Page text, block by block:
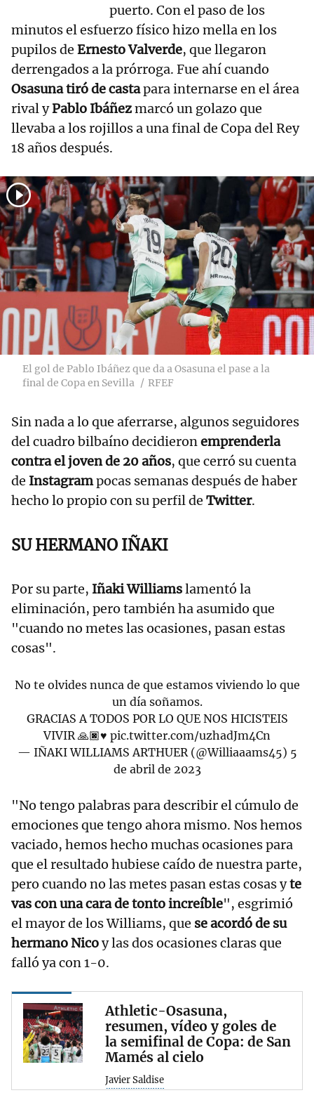
puerto. Con el paso de los
minutos el esfuerzo físico hizo mella en los
pupilos de Ernesto Valverde, que llegaron
derrengados a la prórroga. Fue ahí cuando
Osasuna tiró de castapara internarse en el área
rival yPablo Ibáñezmarcó un golazo que
llevaba a los rojillos a una final de Copa del Rey
18 años después.
El gol de Pablo Ibáñez que da a Osasuna el pase a la
final de Copa en Sevilla
RFEF
Sin nada a lo que aferrarse, algunos seguidores
del cuadro bilbaíno decidieronemprenderla
contra el joven de 20 años, que cerró su cuenta
de Instagrampocas semanas después de haber
hecho lo propio con su perfil de Twitter.
SU HERMANO IÑAKI
Por su parte, Iñaki Williamslamentó la
eliminación, pero también ha asumido que
"cuando no metes las ocasiones, pasan estas
cosas".
No te olvides nunca de que estamos viviendo lo que
un día soñamos.
GRACIAS A TODOS POR LO QUE NOS HICISTEIS
VIVIR 🙏🏿♥️ pic.twitter.com/uzhadJm4Cn
— IÑAKI WILLIAMS ARTHUER (@Williaaams45) 5
de abril de 2023
"No tengo palabras para describir el cúmulo de
emociones que tengo ahora mismo. Nos hemos
vaciado, hemos hecho muchas ocasiones para
que el resultado hubiese caído de nuestra parte,
pero cuando no las metes pasan estas cosas yte
vas con una cara de tonto increíble", esgrimió
el mayor de los Williams, que se acordó de su
hermano Nicoy las dos ocasiones claras que
falló ya con 1-0.
Athletic-Osasuna,
resumen, vídeo y goles de
la semifinal de Copa: de San
Mamés al cielo
Javier Saldise